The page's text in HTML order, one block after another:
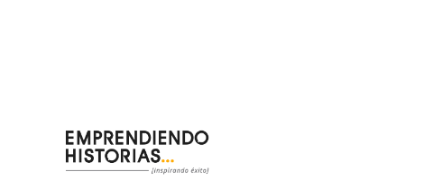
contenido